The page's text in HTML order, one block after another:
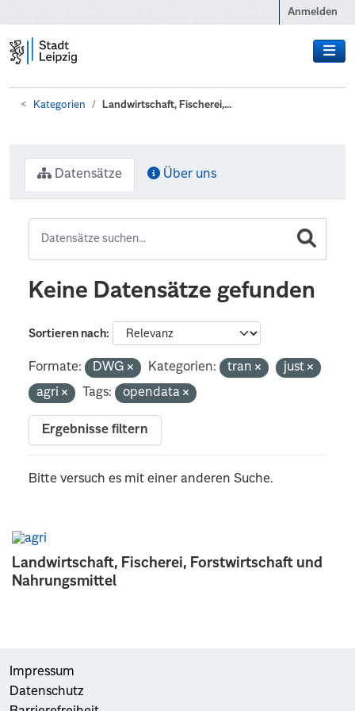
Anmelden
Kategorien Landwirtschaft, Fischerei,...
Landwirtschaft, Fischerei, Forstwirtschaft und
Nahrungsmittel
Datensätze Über uns
Keine Datensätze gefunden
Sortieren nach
Formate: DWG Kategorien: tran
just
agri
Tags: opendata
Ergebnisse filtern
Bitte versuch es mit einer anderen Suche.
Impressum
Datenschutz